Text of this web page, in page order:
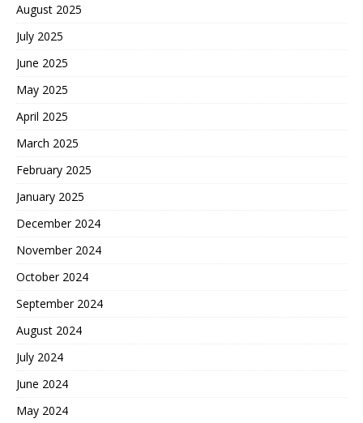
August 2025
July 2025
June 2025
May 2025
April 2025
March 2025
February 2025
January 2025
December 2024
November 2024
October 2024
September 2024
August 2024
July 2024
June 2024
May 2024